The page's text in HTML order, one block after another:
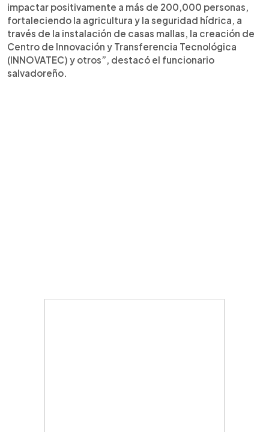
impactar positivamente a más de 200,000 personas,
fortaleciendo la agricultura y la seguridad hídrica, a
través de la instalación de casas mallas, la creación de
Centro de Innovación y Transferencia Tecnológica
(INNOVATEC) y otros”, destacó el funcionario
salvadoreño.